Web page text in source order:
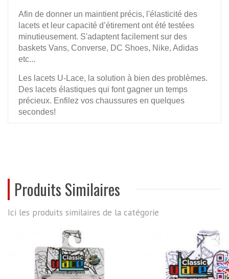
Afin de donner un maintient précis, l'élasticité des
lacets et leur capacité d’étirement ont été testées
minutieusement. S'adaptent facilement sur des
baskets Vans, Converse, DC Shoes, Nike, Adidas
etc...
Les lacets U-Lace, la solution à bien des problèmes.
Des lacets élastiques qui font gagner un temps
précieux. Enfilez vos chaussures en quelques
secondes!
Produits Similaires
Ici les produits similaires de la catégorie